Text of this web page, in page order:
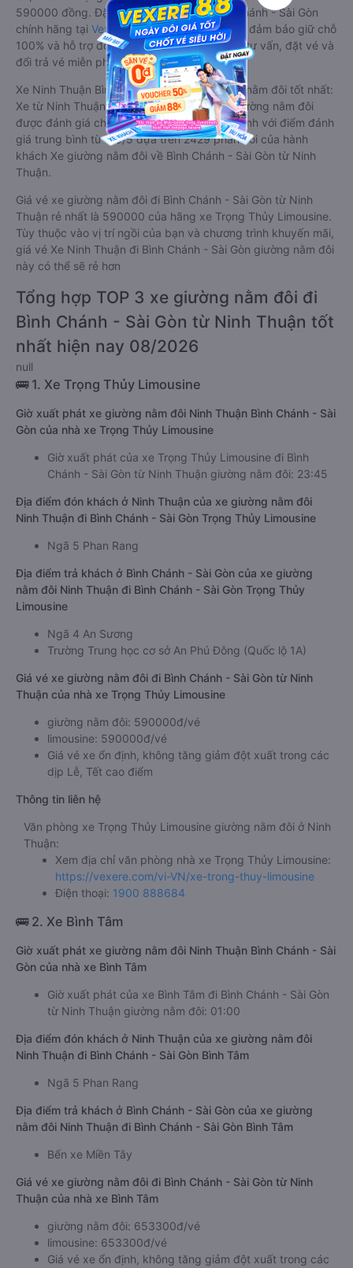
590000 đồng. Đặt vé xe Ninh Thuận Bình Chánh - Sài Gòn
chính hãng tại Vexere.comđể có giá rẻ nhất, đảm bảo giữ chỗ
100% và hỗ trợ đổi trả vé miễn phí. Tổng đài tư vấn, đặt vé và
đổi trả vé miễn phí:1900 888684 .
Xe Ninh Thuận Bình Chánh - Sài Gòn giường nằm đôi tốt nhất:
Xe từ Ninh Thuận đi Bình Chánh - Sài Gòn giường nằm đôi
được đánh giá chung có chất lượng Trung bình với điểm đánh
giá trung bình từ 3.5/5 dựa trên 2429 phản hồi của hành
khách Xe giường nằm đôi về Bình Chánh - Sài Gòn từ Ninh
Thuận.
Giá vé xe giường nằm đôi đi Bình Chánh - Sài Gòn từ Ninh
Thuận rẻ nhất là 590000 của hãng xe Trọng Thủy Limousine.
Tùy thuộc vào vị trí ngồi của bạn và chương trình khuyến mãi,
giá vé Xe Ninh Thuận đi Bình Chánh - Sài Gòn giường nằm đôi
này có thể sẽ rẻ hơn
Tổng hợp TOP 3 xe giường nằm đôi đi
Bình Chánh - Sài Gòn từ Ninh Thuận tốt
nhất hiện nay 08/2026
null
🚌 1. Xe Trọng Thủy Limousine
Giờ xuất phát xe giường nằm đôi Ninh Thuận Bình Chánh - Sài
Gòn của nhà xe Trọng Thủy Limousine
Giờ xuất phát của xe Trọng Thủy Limousine đi Bình
Chánh - Sài Gòn từ Ninh Thuận giường nằm đôi: 23:45
Địa điểm đón khách ở Ninh Thuận của xe giường nằm đôi
Ninh Thuận đi Bình Chánh - Sài Gòn Trọng Thủy Limousine
Ngã 5 Phan Rang
Địa điểm trả khách ở Bình Chánh - Sài Gòn của xe giường
nằm đôi Ninh Thuận đi Bình Chánh - Sài Gòn Trọng Thủy
Limousine
Ngã 4 An Sương
Trường Trung học cơ sở An Phú Đông (Quốc lộ 1A)
Giá vé xe giường nằm đôi đi Bình Chánh - Sài Gòn từ Ninh
Thuận của nhà xe Trọng Thủy Limousine
giường nằm đôi: 590000đ/vé
limousine: 590000đ/vé
Giá vé xe ổn định, không tăng giảm đột xuất trong các
dịp Lễ, Tết cao điểm
Thông tin liên hệ
Văn phòng xe Trọng Thủy Limousine giường nằm đôi ở Ninh
Thuận:
Xem địa chỉ văn phòng nhà xe Trọng Thủy Limousine:
https://vexere.com/vi-VN/xe-trong-thuy-limousine
Điện thoại: 1900 888684
🚌 2. Xe Bình Tâm
Giờ xuất phát xe giường nằm đôi Ninh Thuận Bình Chánh - Sài
Gòn của nhà xe Bình Tâm
Giờ xuất phát của xe Bình Tâm đi Bình Chánh - Sài Gòn
từ Ninh Thuận giường nằm đôi: 01:00
Địa điểm đón khách ở Ninh Thuận của xe giường nằm đôi
Ninh Thuận đi Bình Chánh - Sài Gòn Bình Tâm
Ngã 5 Phan Rang
Địa điểm trả khách ở Bình Chánh - Sài Gòn của xe giường
nằm đôi Ninh Thuận đi Bình Chánh - Sài Gòn Bình Tâm
Bến xe Miền Tây
Giá vé xe giường nằm đôi đi Bình Chánh - Sài Gòn từ Ninh
Thuận của nhà xe Bình Tâm
giường nằm đôi: 653300đ/vé
limousine: 653300đ/vé
Giá vé xe ổn định, không tăng giảm đột xuất trong các